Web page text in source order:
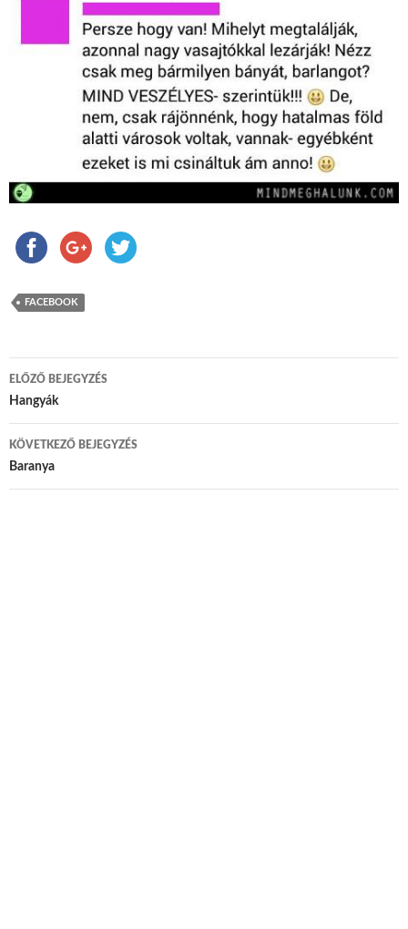
FACEBOOK
Bejegyzés navigáció
ELŐZŐ BEJEGYZÉS
Hangyák
KÖVETKEZŐ BEJEGYZÉS
Baranya